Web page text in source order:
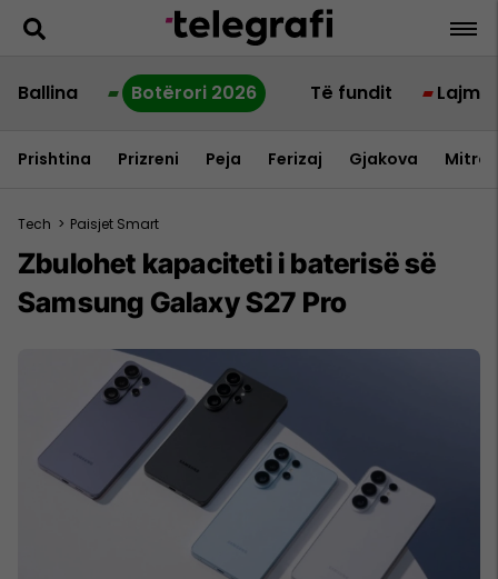
Ballina Botërori 2026 Të fundit Lajme
Prishtina Prizreni Peja Ferizaj Gjakova
Tech > Paisjet Smart
Zbulohet kapaciteti i baterisë së
Samsung Galaxy S27 Pro